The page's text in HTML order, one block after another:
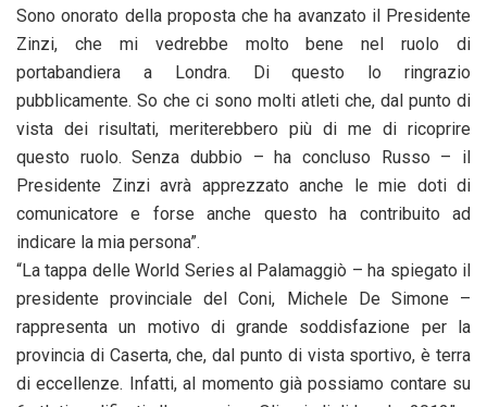
Sono onorato della proposta che ha avanzato il Presidente
Zinzi, che mi vedrebbe molto bene nel ruolo di
portabandiera a Londra. Di questo lo ringrazio
pubblicamente. So che ci sono molti atleti che, dal punto di
vista dei risultati, meriterebbero più di me di ricoprire
questo ruolo. Senza dubbio – ha concluso Russo – il
Presidente Zinzi avrà apprezzato anche le mie doti di
comunicatore e forse anche questo ha contribuito ad
indicare la mia persona”.
“La tappa delle World Series al Palamaggiò – ha spiegato il
presidente provinciale del Coni, Michele De Simone –
rappresenta un motivo di grande soddisfazione per la
provincia di Caserta, che, dal punto di vista sportivo, è terra
di eccellenze. Infatti, al momento già possiamo contare su